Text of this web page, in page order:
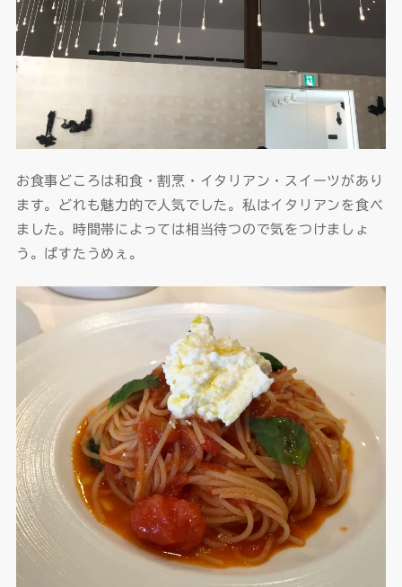
お食事どころは和食・割烹・イタリアン・スイーツがあり
ます。どれも魅力的で人気でした。私はイタリアンを食べ
ました。時間帯によっては相当待つので気をつけましょ
う。ぱすたうめぇ。